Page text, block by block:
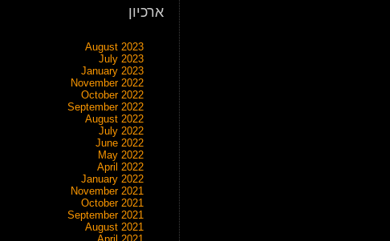
ארכיון
August 2023
July 2023
January 2023
November 2022
October 2022
September 2022
August 2022
July 2022
June 2022
May 2022
April 2022
January 2022
November 2021
October 2021
September 2021
August 2021